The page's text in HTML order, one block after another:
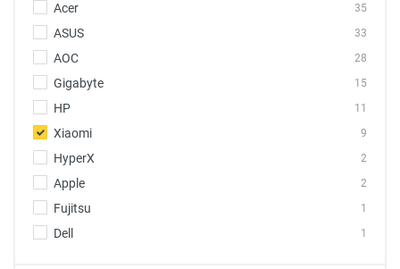
Acer 35
ASUS 33
AOC 28
Gigabyte 15
HP 11
Xiaomi 9
HyperX 2
Apple 2
Fujitsu 1
Dell 1